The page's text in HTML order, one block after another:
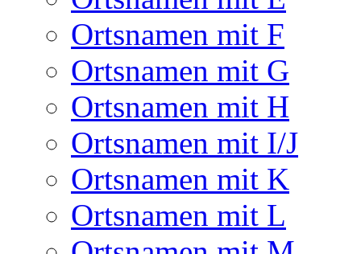
Ortsnamen mit F
Ortsnamen mit G
Ortsnamen mit H
Ortsnamen mit I/J
Ortsnamen mit K
Ortsnamen mit L